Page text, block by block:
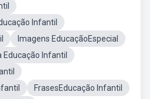
Infantil
Imagens EducaçãoEspecial
Educação Infantil
FrasesEducação Infantil